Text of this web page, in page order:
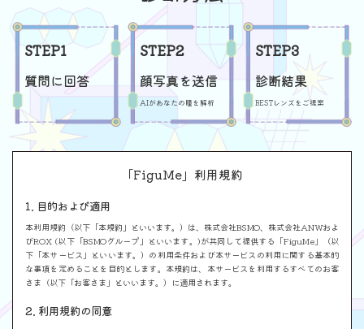
STEP1
質問に回答
STEP2
顔写真を送信
AIがあなたの瞳を解析
STEP3
診断結果
BESTレンズをご提案
「FiguMe」利用規約
1. 目的および適用
本利用規約（以下「本規約」といいます。）は、株式会社BSMO、株式会社ANWおよ
びROX (以下「BSMOグループ」といいます。)が共同して提供する「FiguMe」（以
下「本サービス」といいます。）の利用条件および本サービスの利用に関する基本的
な事項を定めることを目的とします。本規約は、本サービスを利用するすべてのお客
さま（以下「お客さま」といいます。）に適用されます。
2. 利用規約の同意